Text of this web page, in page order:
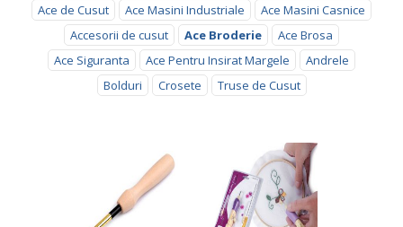
Ace de Cusut Ace Masini Industriale
Ace Masini Casnice
Accesorii de cusut
Ace Broderie
Ace Brosa
Ace Siguranta
Ace Pentru Insirat Margele
Andrele
Bolduri
Crosete Truse de Cusut